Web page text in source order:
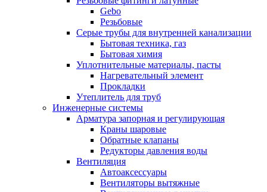
Gebo
Резьбовые
Серые трубы для внутренней канализации
Бытовая техника, газ
Бытовая химия
Уплотнительные материалы, пасты
Нагревательный элемент
Прокладки
Утеплитель для труб
Инженерные системы
Арматура запорная и регулирующая
Краны шаровые
Обратные клапаны
Редукторы давления воды
Вентиляция
Автоаксессуары
Вентиляторы вытяжные